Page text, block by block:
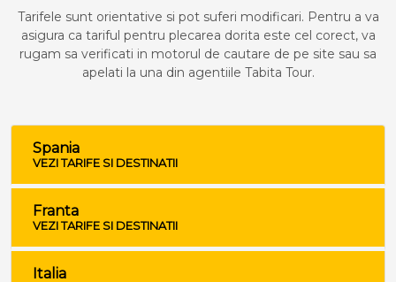
Tarifele sunt orientative si pot suferi modificari. Pentru a va
asigura ca tariful pentru plecarea dorita este cel corect, va
rugam sa verificati in motorul de cautare de pe site sau sa
apelati la una din agentiile Tabita Tour.
Spania
VEZI TARIFE SI DESTINATII
Franta
VEZI TARIFE SI DESTINATII
Italia